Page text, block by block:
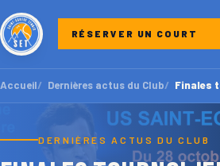
RÉSERVER UN COURT
Accueil Dernières actus du Club Finales
DERNIÈRES ACTUS DU CLUB